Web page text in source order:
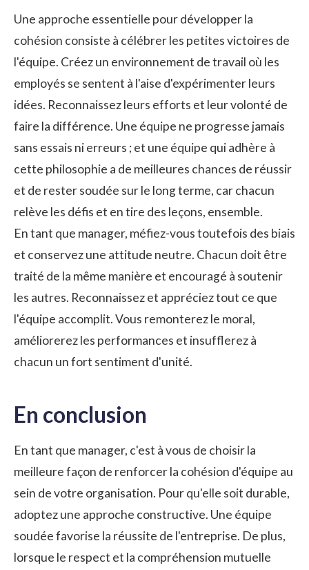
Une approche essentielle pour développer la
cohésion consiste à célébrer les petites victoires de
l'équipe. Créez un environnement de travail où les
employés se sentent à l'aise d'expérimenter leurs
idées. Reconnaissezleurs efforts et leur volonté de
faire la différence. Une équipe ne progresse jamais
sans essais ni erreurs ; et une équipe qui adhère à
cette philosophie a de meilleures chances de réussir
et de rester soudée sur le long terme, car chacun
relève les défis et en tire des leçons, ensemble.
En tant que manager, méfiez-vous toutefois des biais
et conservez une attitude neutre. Chacun doit être
traité de la même manière et encouragé à soutenir
les autres. Reconnaissez et appréciez tout ce que
l'équipe accomplit. Vous remonterez le moral,
améliorerez les performances et insufflerez à
chacun un fort sentiment d'unité.
En conclusion
En tant que manager, c'est à vous de choisir la
meilleure façon de renforcer la cohésion d'équipe au
sein de votre organisation. Pour qu'elle soit durable,
adoptez une approche constructive. Une équipe
soudée favorise la réussite de l'entreprise. De plus,
lorsque le respect et la compréhension mutuelle